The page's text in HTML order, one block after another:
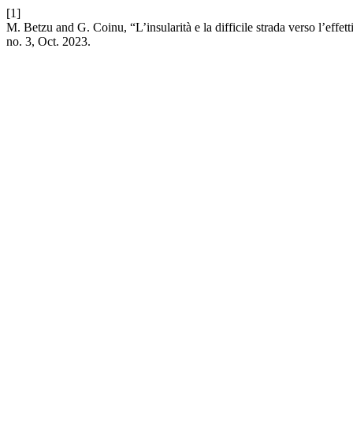
[1]
M. Betzu and G. Coinu, “L’insularità e la difficile strada verso
no. 3, Oct. 2023.